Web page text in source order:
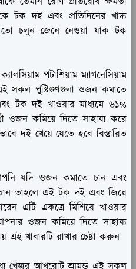
টক দই এবং প্রতিদিনের খাদ্য
চলুন জেনে নেওয়া যাক টক
পটাশিয়াম ম্যাগনেসিয়াম
সকল পুষ্টিগুণগুলা ওজন কমাতে
টক দই খাওয়ার মাধ্যমে ৬১%
ওজন কমিয়ে দিতে সাহায্য করে
দই খেয়ে যেতে হবে বিস্তারিত
যদি ওজন কমাতে চান এবং
তাহলে এই টক দই এবং জিরে
এটি একত্রে মিশিয়ে খাওয়ার
ওজন কমিয়ে দিতে সাহায্য
এই খাবারটি রাখার চেষ্টা করুন